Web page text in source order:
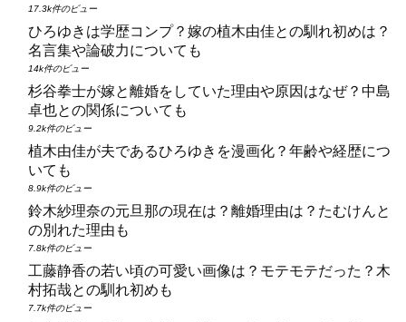
17.3k件のビュー
ひろゆきは学歴コンプ？嫁の植木由佳との馴れ初めは？
名言集や論破力についても
14k件のビュー
杉谷拳士が嫁と離婚をしていた理由や原因はなぜ？中島
卓也との関係についても
9.2k件のビュー
植木由佳が夫であるひろゆきを漫画化？年齢や経歴につ
いても
8.9k件のビュー
鈴木紗理奈の元旦那の現在は？離婚理由は？たむけんと
の別れた理由も
7.8k件のビュー
工藤静香の若い頃の可愛い画像は？モテモテだった？木
村拓哉との馴れ初めも
7.7k件のビュー